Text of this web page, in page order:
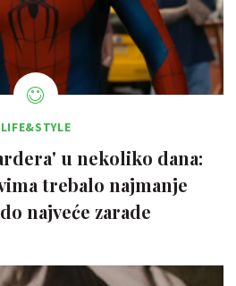
LIFE&STYLE
u nekoliko dana:
trebalo najmanje
najveće zarade